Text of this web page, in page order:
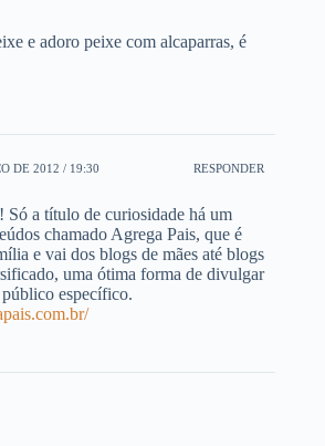
e adoro peixe com alcaparras, é
DE 2012 / 19:30 RESPONDER
Só a título de curiosidade há um
chamado Agrega Pais, que é
e vai dos blogs de mães até blogs
uma ótima forma de divulgar
específico.